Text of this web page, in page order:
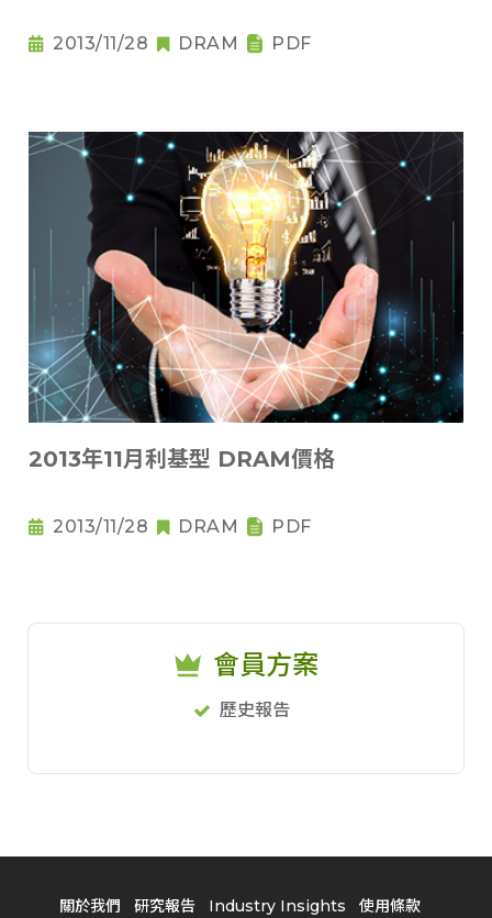
2013/11/28 DRAM PDF
2013年11月利基型 DRAM價格
2013/11/28 DRAM PDF
會員方案
歷史報告
關於我們 研究報告 Industry Insights 使用條款